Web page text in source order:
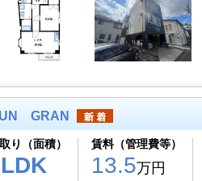
GRAN
り（面積） 賃料（管理費等）
13.5万円